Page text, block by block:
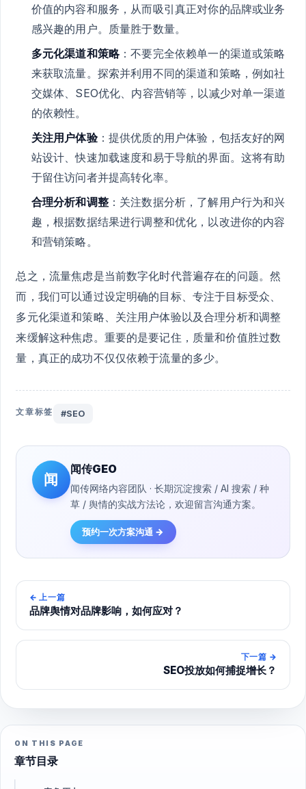
价值的内容和服务，从而吸引真正对你的品牌或业务
感兴趣的用户。质量胜于数量。
多元化渠道和策略：不要完全依赖单一的渠道或策略
来获取流量。探索并利用不同的渠道和策略，例如社
交媒体、SEO优化、内容营销等，以减少对单一渠道
的依赖性。
关注用户体验：提供优质的用户体验，包括友好的网
站设计、快速加载速度和易于导航的界面。这将有助
于留住访问者并提高转化率。
合理分析和调整：关注数据分析，了解用户行为和兴
趣，根据数据结果进行调整和优化，以改进你的内容
和营销策略。
总之，流量焦虑是当前数字化时代普遍存在的问题。然
而，我们可以通过设定明确的目标、专注于目标受众、
多元化渠道和策略、关注用户体验以及合理分析和调整
来缓解这种焦虑。重要的是要记住，质量和价值胜过数
量，真正的成功不仅仅依赖于流量的多少。
文章标签 #SEO
闻
闻传GEO
闻传网络内容团队 · 长期沉淀搜索 / AI 搜索 / 种
草 / 舆情的实战方法论，欢迎留言沟通方案。
预约一次方案沟通 →
← 上一篇
品牌舆情对品牌影响，如何应对？
下一篇 →
SEO投放如何捕捉增长？
ON THIS PAGE
章节目录